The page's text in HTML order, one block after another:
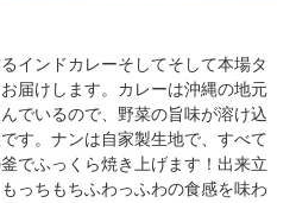
インドカレーそしてそして本場タ
届けします。カレーは沖縄の地元
でいるので、野菜の旨味が溶け込
す。ナンは自家製生地で、すべて
でふっくら焼き上げます！出来立
っちもちふわっふわの食感を味わ